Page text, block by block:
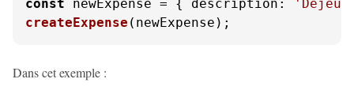
const newExpense = { description :
createExpense (newExpense);
Dans cet exemple :